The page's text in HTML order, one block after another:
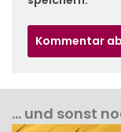
… und sonst